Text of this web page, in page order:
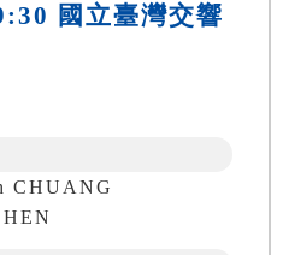
國立臺灣交響
CHUANG